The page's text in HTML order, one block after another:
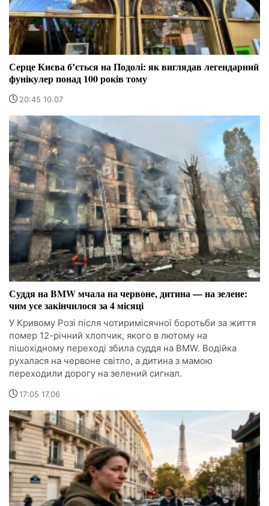
Серце Києва бʼється на Подолі: як виглядав легендарний
фунікулер понад 100 років тому
20:45 10.07
Суддя на BMW мчала на червоне, дитина — на зелене:
чим усе закінчилося за 4 місяці
У Кривому Розі після чотиримісячної боротьби за життя
помер 12-річний хлопчик, якого в лютому на
пішохідному переході збила суддя на BMW. Водійка
рухалася на червоне світло, а дитина з мамою
переходили дорогу на зелений сигнал.
17:05 17.06